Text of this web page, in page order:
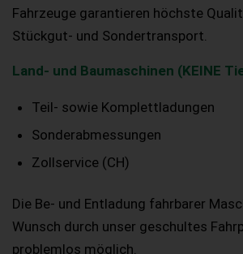
Fahrzeuge garantieren höchste
Stückgut- und Sondertransport.
Land- und Baumaschinen (KEINE
Teil- sowie Komplettladungen
Sonderabmessungen
Zollservice (CH)
Die Be- und Entladung fahrbarer
Wunsch durch unser geschultes
problemlos möglich.